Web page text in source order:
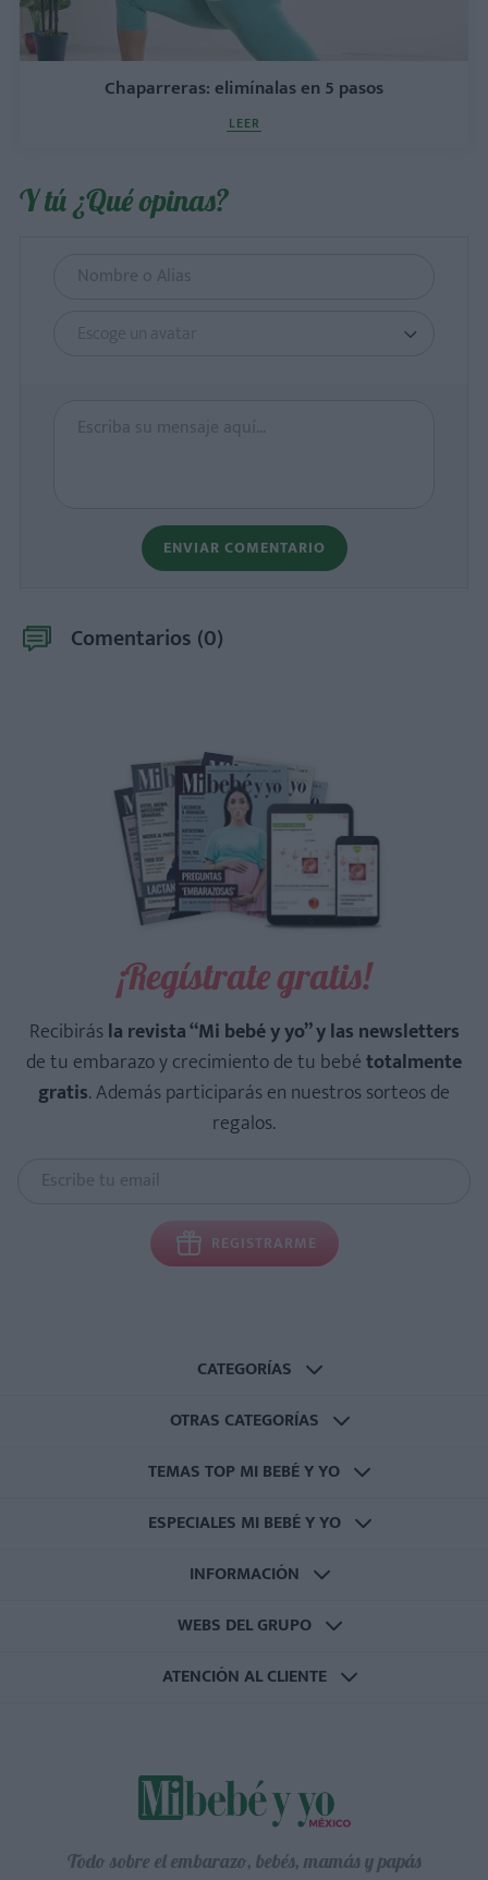
Chaparreras: elimínalas en 5 pasos
LEER
Y tú ¿Qué opinas?
Escoge un avatar
ENVIAR COMENTARIO
Comentarios (0)
¡Regístrate gratis!
Recibirásla revista “Mi bebé y yo” y las newsletters
de tu embarazo y crecimiento de tu bebétotalmente
gratis. Además participarás en nuestros sorteos de
regalos.
REGISTRARME
CATEGORÍAS
OTRAS CATEGORÍAS
TEMAS TOP MI BEBÉ Y YO
ESPECIALES MI BEBÉ Y YO
INFORMACIÓN
WEBS DEL GRUPO
ATENCIÓN AL CLIENTE
Todo sobre el embarazo, bebés, mamás y papás